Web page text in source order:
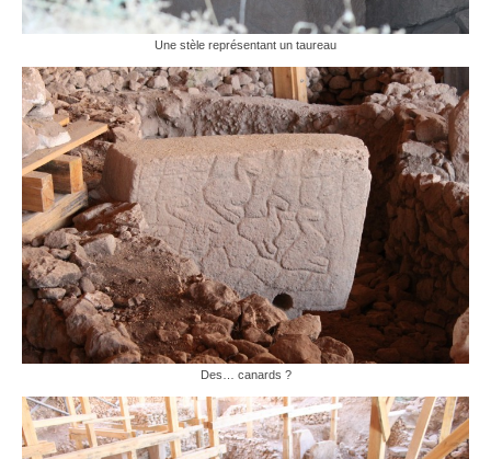
Une stèle représentant un taureau
Des… canards ?